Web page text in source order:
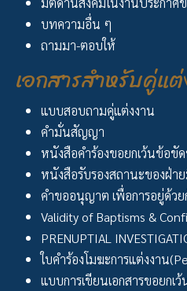
บทความอื่น ๆ
ถามมา-ตอบให้
เอกสารสำหรับคู่แ
แบบสอบถามคู่แต่งงาน
คำมั่นสัญญา
หนังสือคำร้องขอยกเว้นข้อขั
หนังสือรับรองสถานะของฝ่า
คำขออนุญาต เพื่อการอยู่ด้ว
Validity of Baptisms &
PRENUPTIAL
ใบคำร้องโมฆะการแต่งงาน
แบบการเขียนเอกสารขอยก